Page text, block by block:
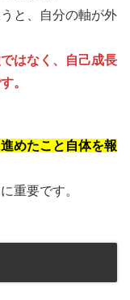
と、自分の軸が外
はなく、自己成長
。
めたこと自体を報
重要です。